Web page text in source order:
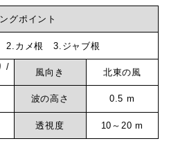
グポイント
2.カメ根 3.ジャブ根
/
風向き 北東の風
波の高さ 0.5 m
透視度 10～20 m